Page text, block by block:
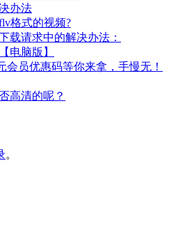
办法
格式的视频?
载请求中的解决办法：
电脑版】
会员优惠码等你来拿，手慢无！​
高清的呢？
。